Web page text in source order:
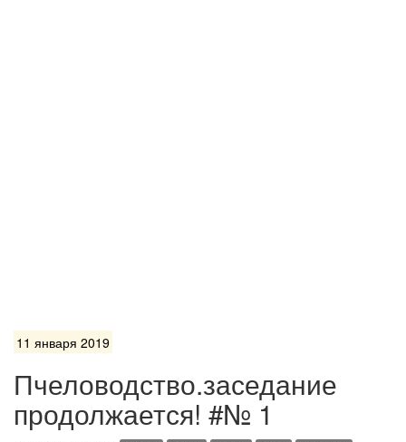
11 января 2019
Пчеловодство.заседание
продолжается! #№ 1